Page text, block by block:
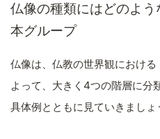
仏像の種類にはどのよ
本グループ
仏像は、仏教の世界観におけ
よって、大きく4つの階層に分
具体例とともに見ていきましょ